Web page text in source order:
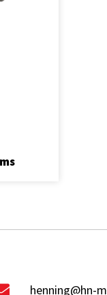
henning@hn-